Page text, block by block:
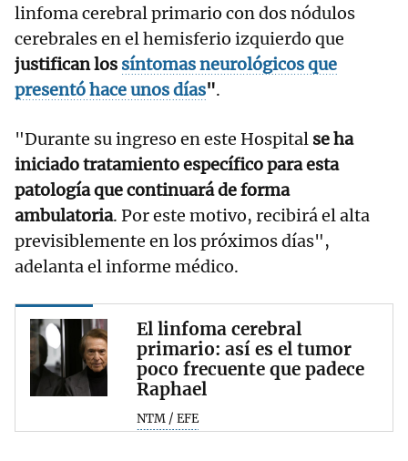
linfoma cerebral primario con dos nódulos
cerebrales en el hemisferio izquierdo que
justifican los síntomas neurológicos que
presentó hace unos días".
"Durante su ingreso en este Hospital se ha
iniciado tratamiento específico para esta
patología que continuará de forma
ambulatoria. Por este motivo, recibirá el alta
previsiblemente en los próximos días",
adelanta el informe médico.
El linfoma cerebral
primario: así es el tumor
poco frecuente que padece
Raphael
NTM / EFE